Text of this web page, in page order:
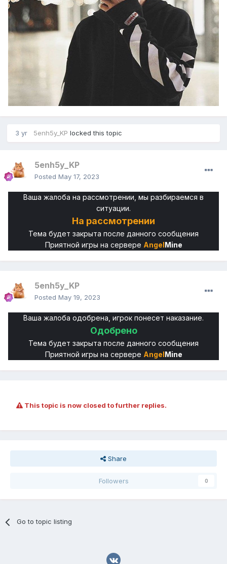
3 yr 5enh5y_KP locked this topic
5enh5y_KP
Posted May 17, 2023
Ваша жалоба на рассмотрении, мы разбираемся в
ситуации.
На рассмотрении
Тема будет закрыта после данного сообщения
Приятной игры на сервере AngelMine
5enh5y_KP
Posted May 19, 2023
Ваша жалоба одобрена, игрок понесет наказание.
Одобрено
Тема будет закрыта после данного сообщения
Приятной игры на сервере AngelMine
This topic is now closed to further replies.
Share
Followers 0
Go to topic listing